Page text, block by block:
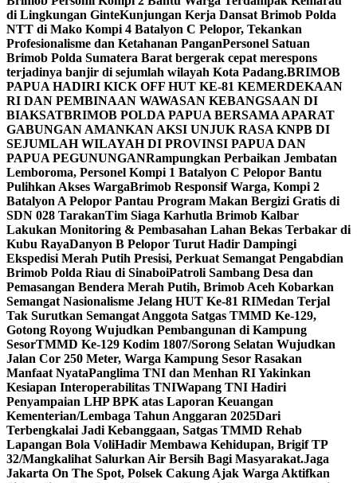
di Lingkungan GinteKunjungan Kerja Dansat Brimob Polda
NTT di Mako Kompi 4 Batalyon C Pelopor, Tekankan
Profesionalisme dan Ketahanan PanganPersonel Satuan
Brimob Polda Sumatera Barat bergerak cepat merespons
terjadinya banjir di sejumlah wilayah Kota Padang.BRIMOB
PAPUA HADIRI KICK OFF HUT KE-81 KEMERDEKAAN
RI DAN PEMBINAAN WAWASAN KEBANGSAAN DI
BIAKSATBRIMOB POLDA PAPUA BERSAMA APARAT
GABUNGAN AMANKAN AKSI UNJUK RASA KNPB DI
SEJUMLAH WILAYAH DI PROVINSI PAPUA DAN
PAPUA PEGUNUNGANRampungkan Perbaikan Jembatan
Lemboroma, Personel Kompi 1 Batalyon C Pelopor Bantu
Pulihkan Akses WargaBrimob Responsif Warga, Kompi 2
Batalyon A Pelopor Pantau Program Makan Bergizi Gratis di
SDN 028 TarakanTim Siaga Karhutla Brimob Kalbar
Lakukan Monitoring & Pembasahan Lahan Bekas Terbakar di
Kubu RayaDanyon B Pelopor Turut Hadir Dampingi
Ekspedisi Merah Putih Presisi, Perkuat Semangat Pengabdian
Brimob Polda Riau di SinaboiPatroli Sambang Desa dan
Pemasangan Bendera Merah Putih, Brimob Aceh Kobarkan
Semangat Nasionalisme Jelang HUT Ke-81 RIMedan Terjal
Tak Surutkan Semangat Anggota Satgas TMMD Ke-129,
Gotong Royong Wujudkan Pembangunan di Kampung
SesorTMMD Ke-129 Kodim 1807/Sorong Selatan Wujudkan
Jalan Cor 250 Meter, Warga Kampung Sesor Rasakan
Manfaat NyataPanglima TNI dan Menhan RI Yakinkan
Kesiapan Interoperabilitas TNIWapang TNI Hadiri
Penyampaian LHP BPK atas Laporan Keuangan
Kementerian/Lembaga Tahun Anggaran 2025Dari
Terbengkalai Jadi Kebanggaan, Satgas TMMD Rehab
Lapangan Bola VoliHadir Membawa Kehidupan, Brigif TP
32/Mangkalihat Salurkan Air Bersih Bagi Masyarakat.Jaga
Jakarta On The Spot, Polsek Cakung Ajak Warga Aktifkan